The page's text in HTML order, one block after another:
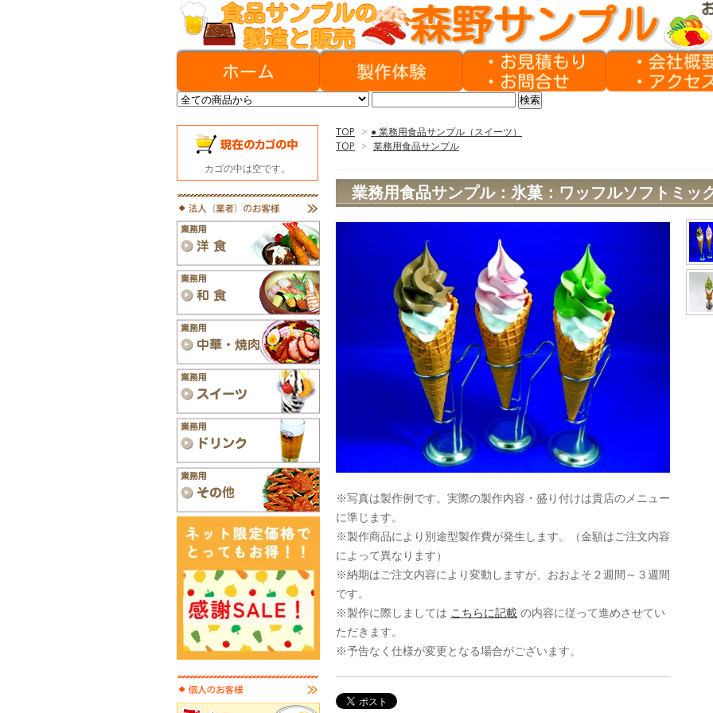
TOP > ● 業務用食品サンプル（スイーツ）
TOP > 業務用食品サンプル
業務用食品サンプル：氷菓：ワッフルソフトミッ
※写真は製作例です。実際の製作内容・盛り付けは貴店のメニュー
に準じます。
※製作商品により別途型製作費が発生します。（金額はご注文内容
によって異なります）
※納期はご注文内容により変動しますが、おおよそ２週間～３週間
です。
※製作に際しましては こちらに記載 の内容に従って進めさせてい
ただきます。
※予告なく仕様が変更となる場合がございます。
カゴの中は空です。